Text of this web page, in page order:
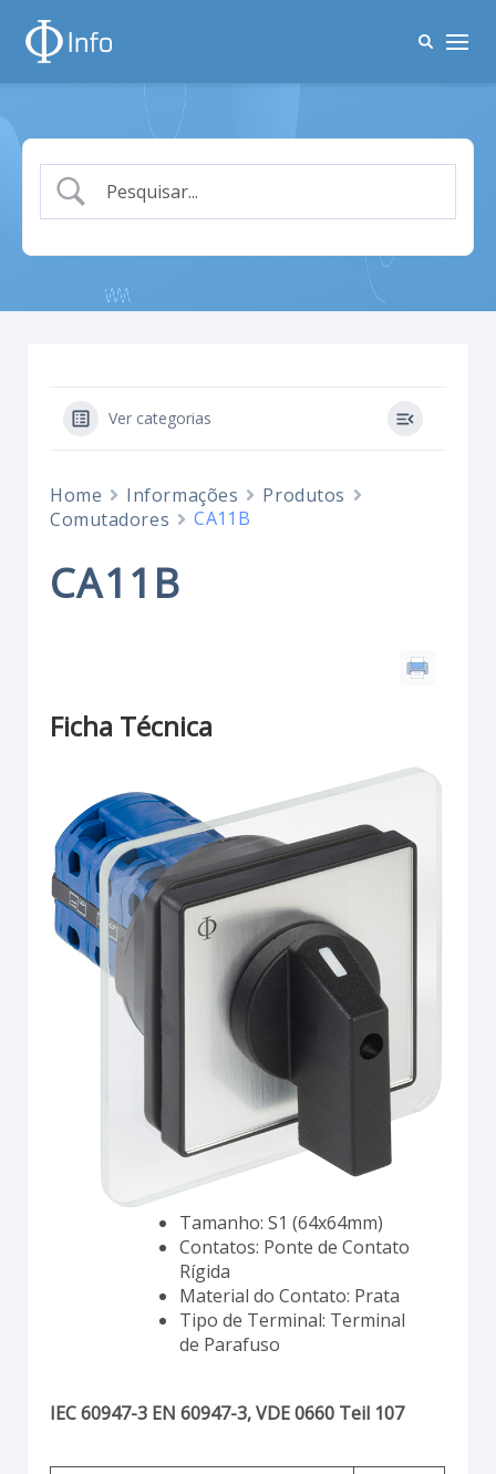
Ver categorias
Home Informações
Produtos
Comutadores
CA11B
CA11B
Ficha Técnica
Tamanho: S1 (64x64mm)
Contatos: Ponte de Contato
Rígida
Material do Contato: Prata
Tipo de Terminal: Terminal
de Parafuso
IEC 60947-3 EN 60947-3, VDE 0660 Teil 107